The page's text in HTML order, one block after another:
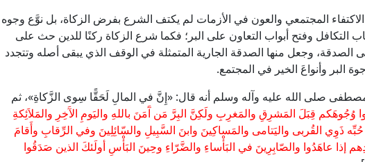
المجتمعي والعون في الأزمات لم يكتف الشرع بفرض الزكاة، بل نوَّع وجوه
التكافل وفتح أبواب التعاون على البر؛ فكما شرع الزكاة ركنًا للدين حث على
الصدقة، وجعل منها الصدقة الجارية المتمثلة في الوقف الذي يبقى أصله وتتجدد
البر وأنواعَ الخير في المجتمع.
صلى الله عليه وآله وسلم أنه قال: «إِنَّ في المالِ لَحَقًّا سِوى الزَّكاةِ»، ثم
وُجُوهَكم قِبَلَ المَشرِقِ والمَغرِبِ ولَكِنَّ البِرَّ مَن آَمَنَ باللهِ واليَومِ الآَخِرِ والمَلاَئِكةِ
حُبِّه ذَوِي القُربى واليَتامى والمَساكِينَ وابنَ السَّبِيلِ والسّائِلِينَ وفي الرِّقابِ وأَقامَ
إذا عاهَدُوا والصّابِرِينَ في البَأْساءِ والضَّرّاءِ وحِينَ البَأْسِ أولَئكَ الذين صَدَقُوا